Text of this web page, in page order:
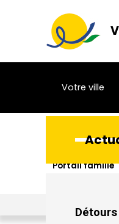
Votre ville
Portail famille